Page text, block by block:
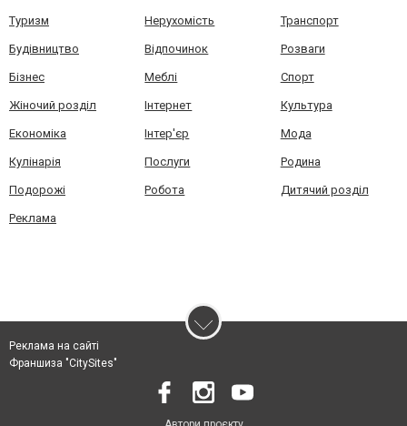
Туризм Нерухомість Транспорт
Будівництво Відпочинок Розваги
Бізнес Меблі Спорт
Жіночий розділ Інтернет Культура
Економіка Інтер'єр Мода
Кулінарія Послуги Родина
Подорожі Робота Дитячий розділ
Реклама
Реклама на сайті
Франшиза "CitySites"